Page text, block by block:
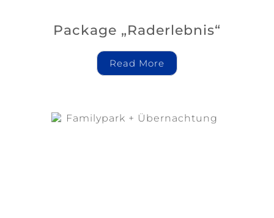
Package „Raderlebnis“
Read More